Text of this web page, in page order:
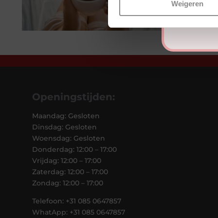
Weigeren
Openingstijden:
Maandag: Gesloten
Dinsdag: Gesloten
Woensdag: Gesloten
Donderdag: 12:00 – 17:00
Vrijdag: 12:00 – 17:00
Zaterdag: 12:00 – 17:00
Zondag: 12:00 – 17:00
Telefoon: +31 085 0647857
WhatApp: +31 085 0647857